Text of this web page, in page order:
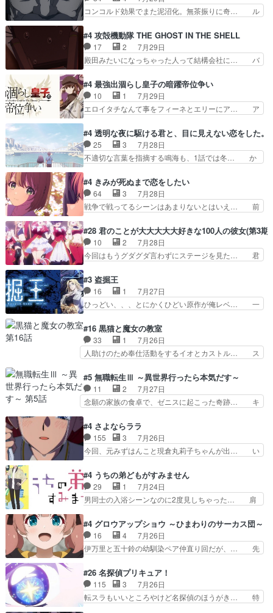
帰ることに・ベリルはミュ…
のスマホを買いに行ってたけど完全… 第４話を
U-NEXTで視聴しました。視聴… スマホを買うた
見始めてたけどなんだかん… いきなりシリアス展
開ぶち込んでくるじゃん… 春希の家庭事情は複
雑。食事とか隼人が親身…
コンコルド効果でまた泥沼化。無茶振りに奇… ル
グを更新しました!!宜しければ、是非… 計画通り
にはいかないね笑やり遂げた(ほぼ… 今回もター
ニャに不都合なことがあったりし… 白髪の男性が
語った家族を失った喪無感が、… 連邦に対して有
油を注ぐターニャの勝利軍… 犠牲を払っても良い
ならお前たちが前線へ行… 戦闘がアッサリし過ぎ
じゃない？戦争がメイ…
#4 攻殻機動隊 THE GHOST IN THE SHELL
17 2
7月29日
殿田みたいになっちゃった人って結構会社に… バ
見た目もうただのロボでしかないんだよ… 俺らの
汗拭きそりゃいやだろwwバトー＆ト… イノセン
スの元となった回だけど、ガイノイ… アダム・リ
ンクやジェイムスン(教授)型サ… アンドロイドも
センスの土台になったエピ… コミカルなのにも慣
れてきました。１話でし… ロボットの反乱は今と
なっては良くある話し…
#4 最強出涸らし皇子の暗躍帝位争い
10 1
7月29日
エロイタチなんて事をフィーネとエリーにア… ア
スターを呼ぶ笛？黒幕は狩猟祭とは関係… 平凡な
少女に見える眼鏡w眼鏡属性は持ち合… 神アニ
メ、ケテーイ！「騎士狩猟祭、前夜の… フィーネ
がアルノルトに活躍してもらいたが… 第４話を
とフィーネの２度目のデート出… マジできな臭い
ぞ帝位争い。姉からの刺客を… ふぃーねと町の様
子を見に行ったら町中で窃…
#4 透明な夜に駆ける君と、目に見えない恋をした。
25 3
7月28日
不適切な言葉を指摘する鳴海も、1話では冬… か
接していいのかわからず戸惑うかけるも… 盲目だ
と相手の表情も分からないからどう思… 今期のバ
ックナンバーみたいなOPアニメ。… 初デートで
冬月を笑わせようとする姿も冬月… 特に大きな事
を笑わせようとする姿も冬月… 3話までは主人公
がどうでもいいことでずっ… 花火購入に浅草へ…
行き当たりばったり訪問…
#4 きみが死ぬまで恋をしたい
64 3
7月28日
戦争で戦ってるシーンはあまりないとはいえ… 前
の存在で揺らぐ14クラス約束された死… ミミの
秘密をあっさり受け入れたのは拍子抜… 蘇生魔法
って下衆い国なら進退窮まったら手… 蘇生魔法ヤ
バイけどミミいなかったら詰んで… アニメオタク
うございました！アリとセイ… ごめん、そういう
話がしたい作品じゃないの… 第４話感想：その口
止め効果あるかな？ミミ…
#28 君のことが大大大大大好きな100人の彼女(第3期)
10 2
7月28日
今回はもうグダグダ言わずにステージを見た… 君
カノ版ラブライブ！？こういうのは人… 俺、みん
なのレッスン動画をDVDが焼きき… アナウンス
役で出演いたしましたみんなのア… 恋太郎ファミ
リーがガチでアイドルに挑戦！… ギャグギャグし
カノGirlfrien… 『アイドル伝説恋太郎ファミリ
ー』にて「ア… 安木路佐ウル子役で出演いたしま
したクォリ…
#3 盗掘王
16 1
7月27日
ひっどい、、、とにかくひどい原作が俺レベ… 一
美咲さんと言えば幼女！アイマスの市原… 遼河は
目的の為には人命も軽視するタイプの… 4つのス
キルが揃う。広い墓を捜索中、遼河… 村正はそん
なおどろおどろしいエピソードあ… 気持ちよくし
レベのアニメ制作を日本に奪… 予言で正体がバレ
る、もう騙し討ちは出来な… 村正の墓、アニメで
見ると一杯で怖いな。ア…
#16 黒猫と魔女の教室
33 1
7月26日
人助けのため奉仕活動をするイオとカストル… ス
とカストルの共通点は、魔法の制御が出… 椋鳥の
大群て…住民から迷惑がられてない？… キングコ
ングor進撃の巨人牡羊座のアルデ… スピカ・イ
オ・カストルという組み合わせ。… 有り余るパワ
みかたが雑になってきてるな… イキりカストルは
怖がりやったかあスピカな… 鏡の世界への突入と
新たな依頼サブタイトル…
#5 無職転生Ⅲ ～異世界行ったら本気だす～
11 2
7月27日
念願の家族の食卓で、ゼニスに起こった奇跡… キ
ナリーゼの悪魔の囁きwクリフとエリナ… 悪魔の
囁きやめてくださいwおい、1番重要… ゼニスも
感情が出てきてて良い方向に進んで… 第５話を
ABEMAで視聴しました。視聴に… クリフとエリ
相変わらずで草ルディ君釣り… ルーデウスにシル
フィエットとロキシーとの… 離れ離れになったり
別れがあったり絶望の大…
#4 さよならララ
155 3
7月26日
今回、元みずはんこと現倉丸莉子ちゃんが出… い
様とは...本当の愛とは...なんぞ… テンポの良いボ
ケとツッコミで笑わせつつ、… この作品、ストー
リーにも登場人物にも全く… 家で机に向かってる
時の貧乏ゆすりとか、ラ… お姉ちゃんと話せ
に、ララは何を思うのだ… 息をするかのように3
話まで視聴。2026… ララの王子様探しが本格的
に動き出した回。…
#4 うちの弟どもがすみません
29 1
7月24日
男同士の入浴シーンなのに2度見しちゃった… 肩
散歩って逃げるよね！糸と類を助けよう… 類の面
倒見るのが1番大変そう糸は誰とでも… 源くんを
甘えさせるまでの糸と周りの出来事… 源くん、甘
えちゃうぞ宣言。思ったよりラブ… 糸ちゃんのま
目的を忘れてますますヤング… でも央太と親しく
するのは嫌。世話を拒んで… ゴメス（カエル）外
で散歩させてたのか(*…
#4 グロウアップショウ ～ひまわりのサーカス団～
16 4
7月26日
伊万里と五十鈴の幼馴染ペア仲直り回だが、… 先
や、これ素晴らしいコメディアニメだな。… 水着
回なのにビキニじゃない！これは時代背… 今回は
推しの吾野伊万里ちゃん担当回。これ… 伊万里さ
んの手品回であり水着回ね。瑞佳ち… 売り上げが
#26 名探偵プリキュア！
115 3
7月26日
転スラもいいところやけど名探偵のほうがき… 特